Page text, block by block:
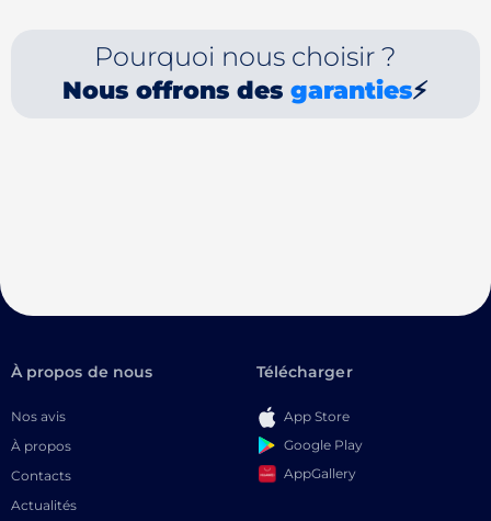
Pourquoi nous choisir ?
Nous offrons desgaranties⚡
À propos de nous
Nos avis
À propos
Contacts
Actualités
Télécharger
App Store
Google Play
AppGallery